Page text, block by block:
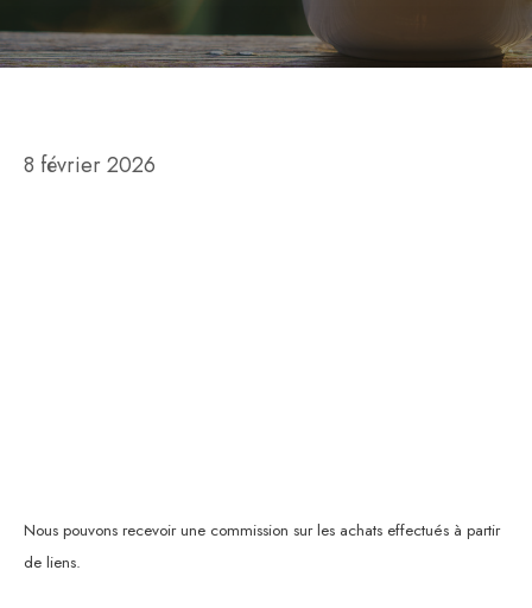
8 février 2026
Nous pouvons recevoir une commission sur les achats effectués à partir
de liens.